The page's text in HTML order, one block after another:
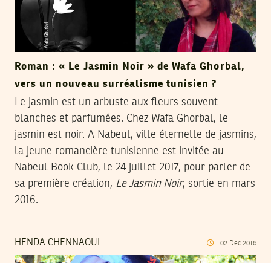
Roman : « Le Jasmin Noir » de Wafa Ghorbal,
vers un nouveau surréalisme tunisien ?
Le jasmin est un arbuste aux fleurs souvent
blanches et parfumées. Chez Wafa Ghorbal, le
jasmin est noir. A Nabeul, ville éternelle de jasmins,
la jeune romancière tunisienne est invitée au
Nabeul Book Club, le 24 juillet 2017, pour parler de
sa première création, Le Jasmin Noir, sortie en mars
2016.
HENDA CHENNAOUI 02 Dec 2016